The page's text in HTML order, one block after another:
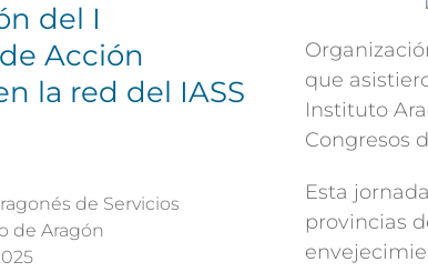
del I
Acción
la red del IASS
de Servicios
de Aragón
que
Instituto
Congresos
Esta
provincias